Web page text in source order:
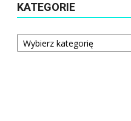
KATEGORIE
Kategorie